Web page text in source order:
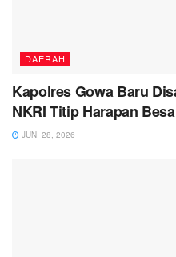
DAERAH
Kapolres Gowa Baru
NKRI Titip Harapan
JUNI 28, 2026